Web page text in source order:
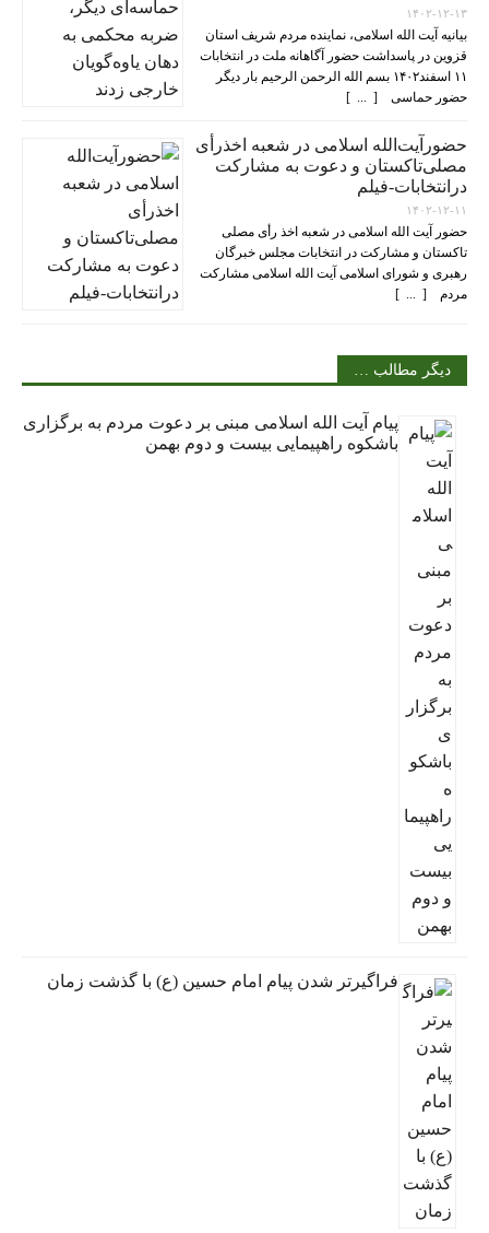
۱۴۰۲-۱۲-۱۳
بیانیه آیت الله اسلامی، نماینده مردم شریف استان
قزوین در پاسداشت حضور آگاهانه ملت در انتخابات
۱۱ اسفند۱۴۰۲ بسم الله الرحمن الرحیم بار دیگر
حضور حماسی [ ... ]
حضورآیت‌الله اسلامی در شعبه اخذرأی
مصلی‌تاکستان و دعوت به مشارکت
درانتخابات-فیلم
۱۴۰۲-۱۲-۱۱
حضور آیت الله اسلامی در شعبه اخذ رأی مصلی
تاکستان و مشارکت در انتخابات مجلس خبرگان
رهبری و شورای اسلامی آیت الله اسلامی مشارکت
مردم [ ... ]
دیگر مطالب …
پیام آیت الله اسلامی مبنی بر دعوت مردم به برگزاری
باشکوه راهپیمایی بیست و دوم بهمن
فراگیرتر شدن پیام امام حسین (ع) با گذشت زمان